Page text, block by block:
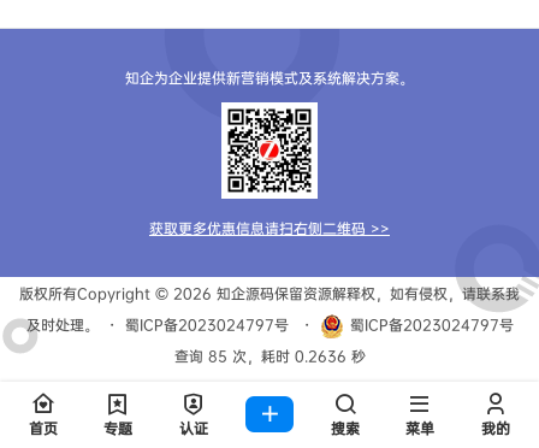
知企为企业提供新营销模式及系统解决方案。
获取更多优惠信息请扫右侧二维码 >>
版权所有Copyright © 2026 知企源码保留资源解释权，如有侵权，请联系我
及时处理。
・ 蜀ICP备2023024797号 ・
蜀ICP备2023024797号
查询 85 次，耗时 0.2636 秒
首页 专题 认证 搜索 菜单 我的